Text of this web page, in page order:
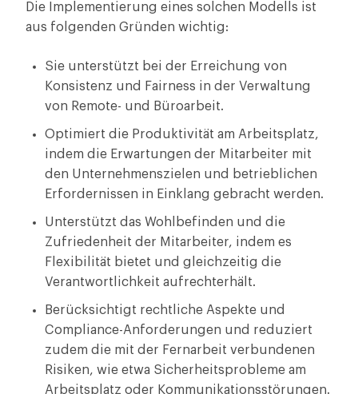
Die Implementierung eines solchen Modells ist
aus folgenden Gründen wichtig:
Sie unterstützt bei der Erreichung von
Konsistenz und Fairness in der Verwaltung
von Remote- und Büroarbeit.
Optimiert die Produktivität am Arbeitsplatz,
indem die Erwartungen der Mitarbeiter mit
den Unternehmenszielen und betrieblichen
Erfordernissen in Einklang gebracht werden.
Unterstützt das Wohlbefinden und die
Zufriedenheit der Mitarbeiter, indem es
Flexibilität bietet und gleichzeitig die
Verantwortlichkeit aufrechterhält.
Berücksichtigt rechtliche Aspekte und
Compliance-Anforderungen und reduziert
zudem die mit der Fernarbeit verbundenen
Risiken, wie etwa Sicherheitsprobleme am
Arbeitsplatz oder Kommunikationsstörungen.